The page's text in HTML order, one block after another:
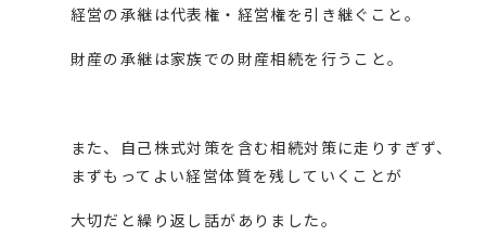
経営の承継は代表権・経営権を引き継ぐこと。
財産の承継は家族での財産相続を行うこと。
また、自己株式対策を含む相続対策に走りすぎず、
まずもってよい経営体質を残していくことが
大切だと繰り返し話がありました。